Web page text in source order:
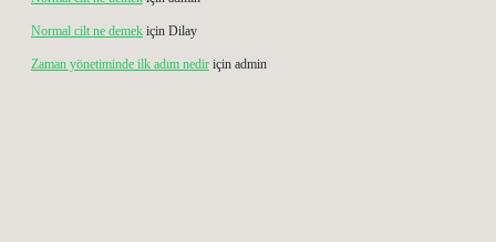
Normal cilt ne demek için Dilay
Zaman yönetiminde ilk adım nedir için admin